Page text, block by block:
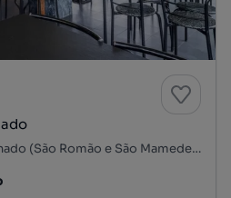
Rua Seixal - Seixal, Coronado (São Romão e São Mamede), Trofa, Porto